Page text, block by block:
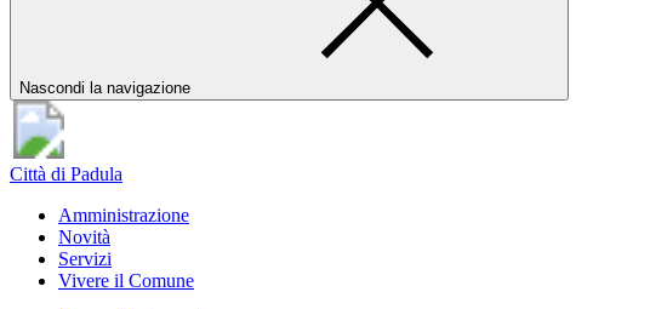
Nascondi la navigazione
Città di Padula
Amministrazione
Novità
Servizi
Vivere il Comune